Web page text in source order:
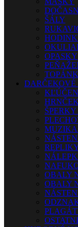
ŠÁLY
OPASKY
DARČEKOVÉ
OBALY
OBALY